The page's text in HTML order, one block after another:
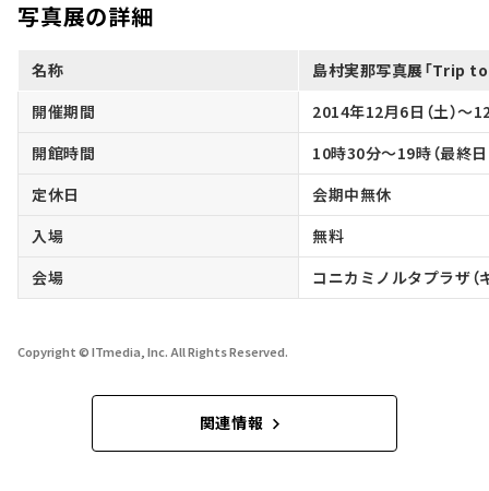
写真展の詳細
名称
島村実那写真展「Trip
開催期間
2014年12月6日（土）～
開館時間
10時30分～19時（最終
定休日
会期中無休
入場
無料
会場
コニカミノルタプラザ（
Copyright © ITmedia, Inc. All Rights Reserved.
関連情報